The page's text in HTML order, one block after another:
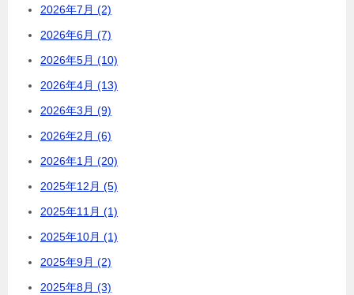
2026年7月 (2)
2026年6月 (7)
2026年5月 (10)
2026年4月 (13)
2026年3月 (9)
2026年2月 (6)
2026年1月 (20)
2025年12月 (5)
2025年11月 (1)
2025年10月 (1)
2025年9月 (2)
2025年8月 (3)